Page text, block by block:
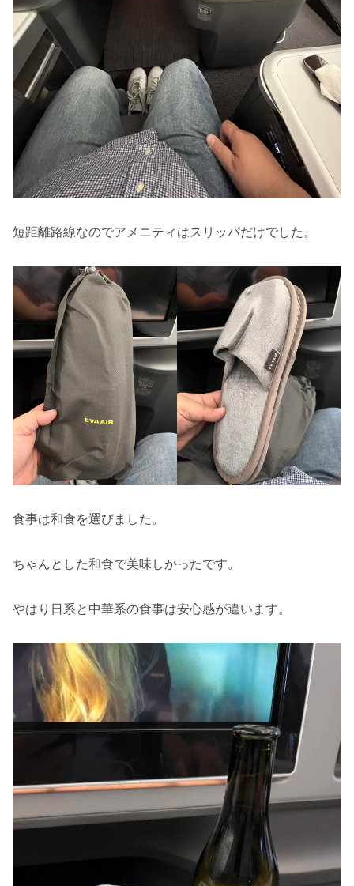
短距離路線なのでアメニティはスリッパだけでした。
食事は和食を選びました。
ちゃんとした和食で美味しかったです。
やはり日系と中華系の食事は安心感が違います。